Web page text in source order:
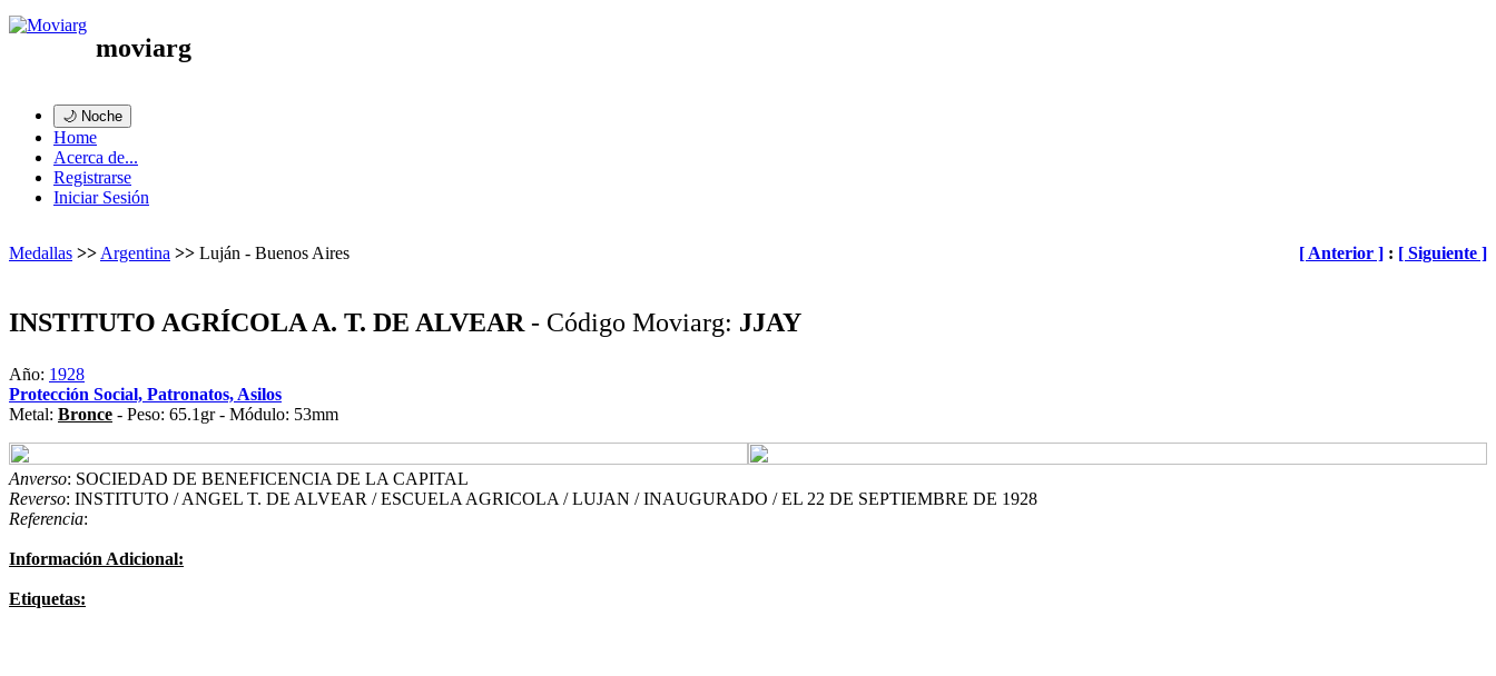
moviarg
🌙 Noche
Home
Acerca de...
Registrarse
Iniciar Sesión
Medallas >> Argentina >> Luján - Buenos Aires [ Anterior ] : [ Siguiente ]
INSTITUTO AGRÍCOLA A. T. DE ALVEAR - Código Moviarg: JJAY
Año: 1928
Protección Social, Patronatos, Asilos
Metal: Bronce - Peso: 65.1gr - Módulo: 53mm
Anverso: SOCIEDAD DE BENEFICENCIA DE LA CAPITAL
Reverso: INSTITUTO / ANGEL T. DE ALVEAR / ESCUELA AGRICOLA / LUJAN / INAUGURADO / EL 22 DE SEPTIEMBRE DE 1928
Referencia:
Información Adicional:
Etiquetas: